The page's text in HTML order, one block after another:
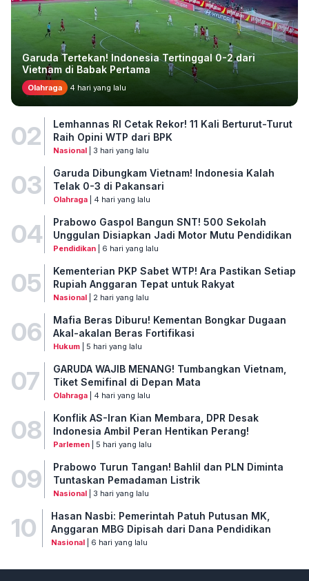
Garuda Tertekan! Indonesia Tertinggal 0-2 dari
Vietnam di Babak Pertama
Olahraga 4 hari yang lalu
02
Lemhannas RI Cetak Rekor! 11 Kali Berturut-Turut
Raih Opini WTP dari BPK
Nasional| 3 hari yang lalu
03
Garuda Dibungkam Vietnam! Indonesia Kalah
Telak 0-3 di Pakansari
Olahraga| 4 hari yang lalu
04
Prabowo Gaspol Bangun SNT! 500 Sekolah
Unggulan Disiapkan Jadi Motor Mutu Pendidikan
Pendidikan| 6 hari yang lalu
05
Kementerian PKP Sabet WTP! Ara Pastikan Setiap
Rupiah Anggaran Tepat untuk Rakyat
Nasional| 2 hari yang lalu
06
Mafia Beras Diburu! Kementan Bongkar Dugaan
Akal-akalan Beras Fortifikasi
Hukum| 5 hari yang lalu
07
GARUDA WAJIB MENANG! Tumbangkan Vietnam,
Tiket Semifinal di Depan Mata
Olahraga| 4 hari yang lalu
08
Konflik AS-Iran Kian Membara, DPR Desak
Indonesia Ambil Peran Hentikan Perang!
Parlemen| 5 hari yang lalu
09
Prabowo Turun Tangan! Bahlil dan PLN Diminta
Tuntaskan Pemadaman Listrik
Nasional| 3 hari yang lalu
10
Hasan Nasbi: Pemerintah Patuh Putusan MK,
Anggaran MBG Dipisah dari Dana Pendidikan
Nasional| 6 hari yang lalu